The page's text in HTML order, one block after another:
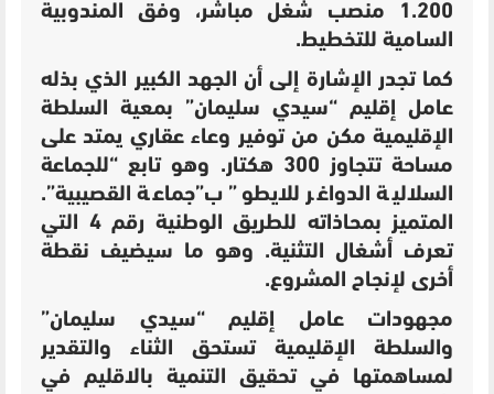
1.200 منصب شغل مباشر، وفق المندوبية
السامية للتخطيط.
كما تجدر الإشارة إلى أن الجهد الكبير الذي بذله
عامل إقليم “سيدي سليمان” بمعية السلطة
الإقليمية مكن من توفير وعاء عقاري يمتد على
مساحة تتجاوز 300 هكتار. وهو تابع “للجماعة
السلالية الدواغر للايطو” ب”جماعة القصيبية”.
المتميز بمحاذاته للطريق الوطنية رقم 4 التي
تعرف أشغال التثنية. وهو ما سيضيف نقطة
أخرى لإنجاح المشروع.
مجهودات عامل إقليم “سيدي سليمان”
والسلطة الإقليمية تستحق الثناء والتقدير
لمساهمتها في تحقيق التنمية بالاقليم في